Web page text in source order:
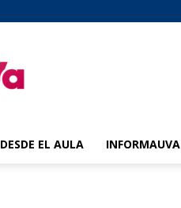
DESDE EL AULA INFORMAUVA